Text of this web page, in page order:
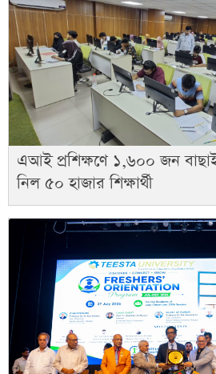
এআই প্রশিক্ষণে ১,৬০০ জন
নিল ৫০ হাজার শিক্ষার্থী